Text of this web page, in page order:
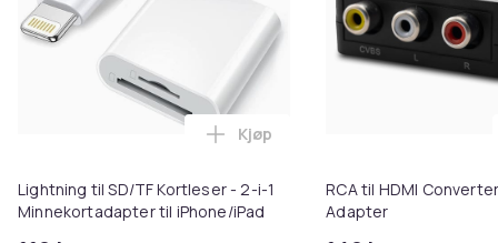
Lightning til SD/TF Kortleser - 2-i-1
Minnekortadapter til iPhone/iPad
Legg Lightning til SD/TF
Kjøp
RCA til HDMI
Adapter